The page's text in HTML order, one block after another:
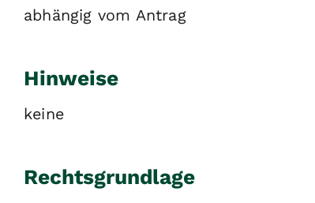
abhängig vom Antrag
Hinweise
keine
Rechtsgrundlage